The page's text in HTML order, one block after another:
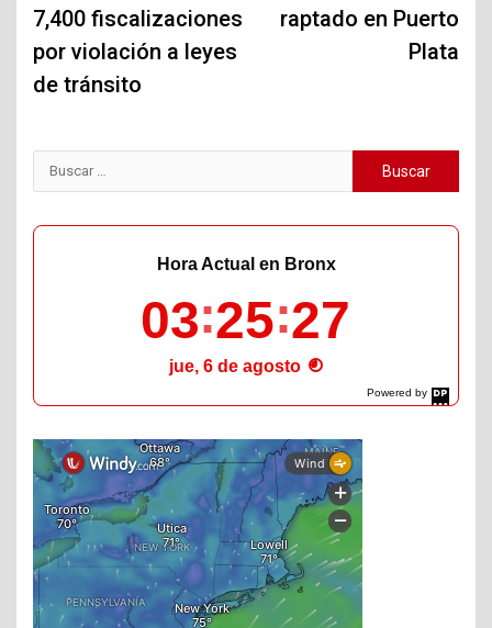
7,400 fiscalizaciones
por violación a leyes
de tránsito
raptado en Puerto
Plata
Buscar:
Powered by
DaysPedia.com
Hora Actual en Bronx
03 25 28
jue, 6 de agosto